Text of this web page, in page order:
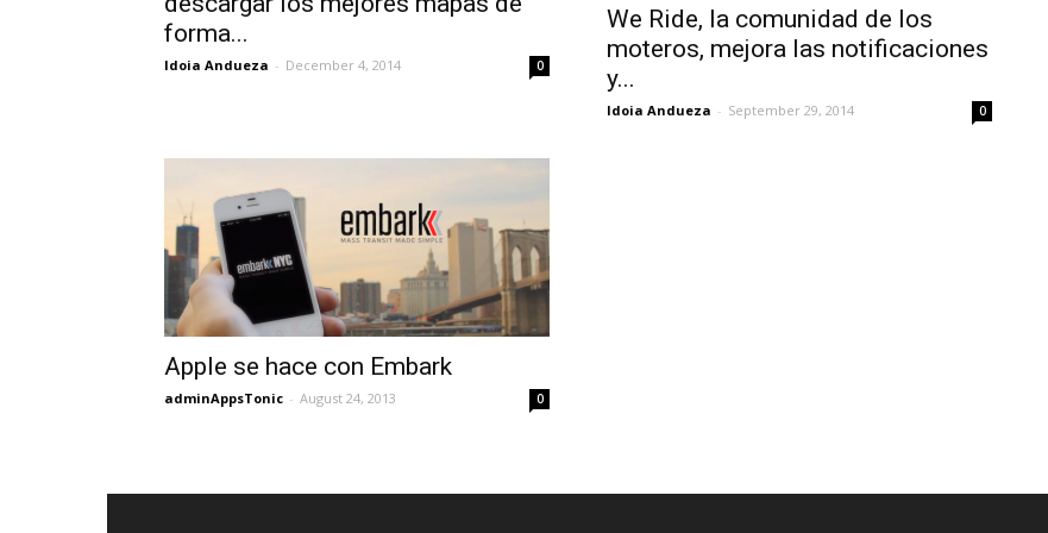
forma...
Idoia Andueza - December 4, 2014 0
We Ride, la comunidad de los
moteros, mejora las notificaciones
y...
Idoia Andueza - September 29, 2014 0
Apple se hace con Embark
adminAppsTonic - August 24, 2013 0